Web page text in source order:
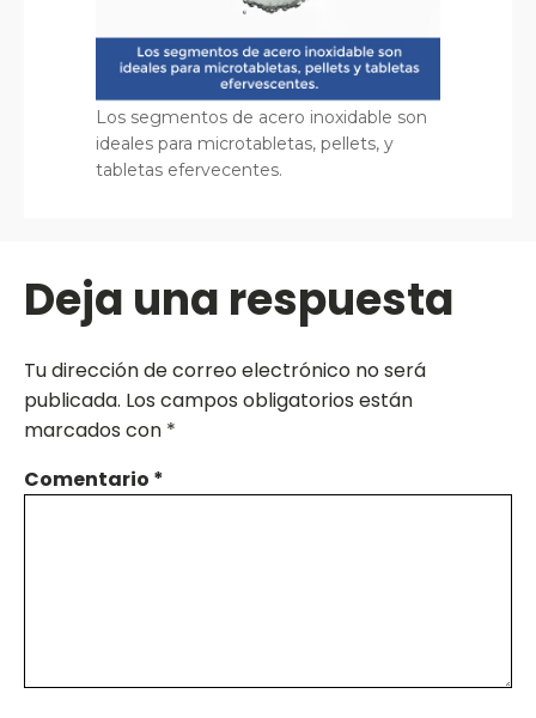
Los segmentos de acero inoxidable son
ideales para microtabletas, pellets, y
tabletas efervecentes.
Deja una respuesta
Tu dirección de correo electrónico no será
publicada. Los campos obligatorios están
marcados con *
Comentario *